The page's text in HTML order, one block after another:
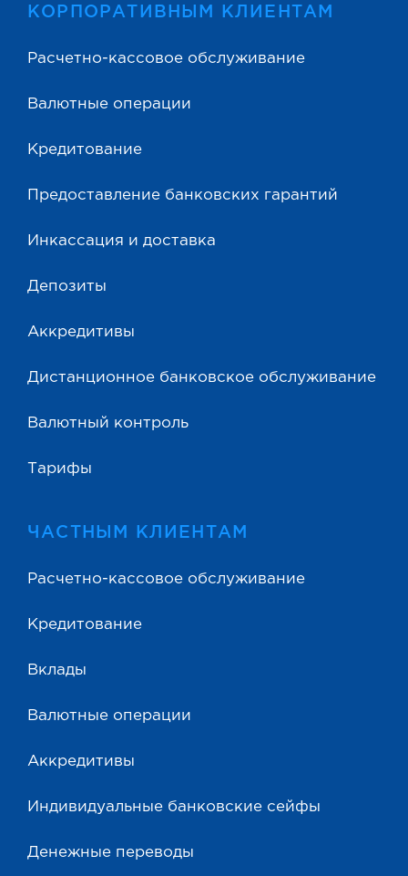
КОРПОРАТИВНЫМ КЛИЕНТАМ
Расчетно-кассовое обслуживание
Валютные операции
Кредитование
Предоставление банковских гарантий
Инкассация и доставка
Депозиты
Аккредитивы
Дистанционное банковское обслуживание
Валютный контроль
Тарифы
ЧАСТНЫМ КЛИЕНТАМ
Расчетно-кассовое обслуживание
Кредитование
Вклады
Валютные операции
Аккредитивы
Индивидуальные банковские сейфы
Денежные переводы